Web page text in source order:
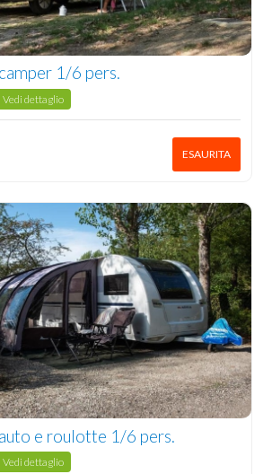
1/6 pers.
Vedi dettaglio
ESAURITA
e roulotte 1/6 pers.
Vedi dettaglio